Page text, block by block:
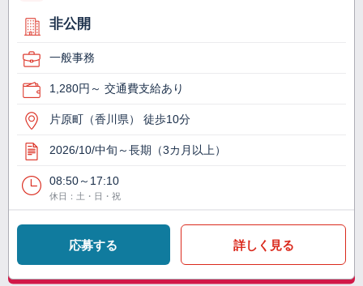
非公開
一般事務
1,280円～ 交通費支給あり
片原町（香川県） 徒歩10分
2026/10/中旬～長期（3カ月以上）
08:50～17:10
休日：土・日・祝
応募する 詳しく見る